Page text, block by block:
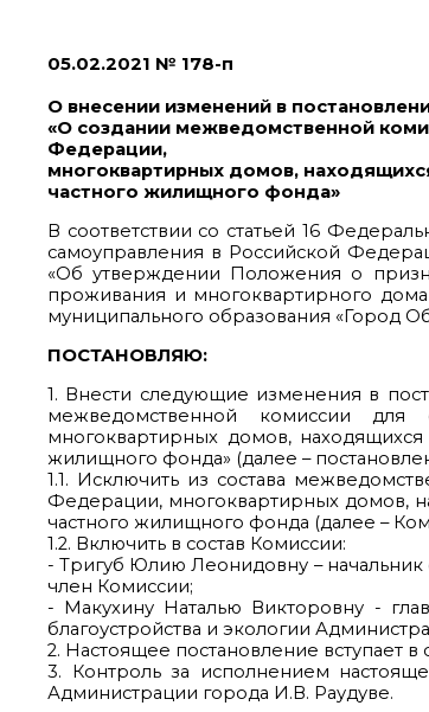
05.02.2021 № 178-п
О внесении изменений в
«О создании межведомственной
Федерации,
многоквартирных домов,
частного жилищного фонда»
В соответствии со статьей 16
самоуправления в Российской
«Об утверждении Положения о
проживания и многоквартирного
муниципального образования «Город
ПОСТАНОВЛЯЮ:
1. Внести следующие изменения в
межведомственной комиссии
многоквартирных домов,
жилищного фонда» (далее –
1.1. Исключить из состава
Федерации, многоквартирных домов,
частного жилищного фонда (далее –
1.2. Включить в состав Комиссии:
- Тригуб Юлию Леонидовну – начальник
член Комиссии;
- Макухину Наталью Викторовну -
благоустройства и экологии
2. Настоящее постановление вступает
3. Контроль за исполнением
Администрации города И.В. Раудуве.